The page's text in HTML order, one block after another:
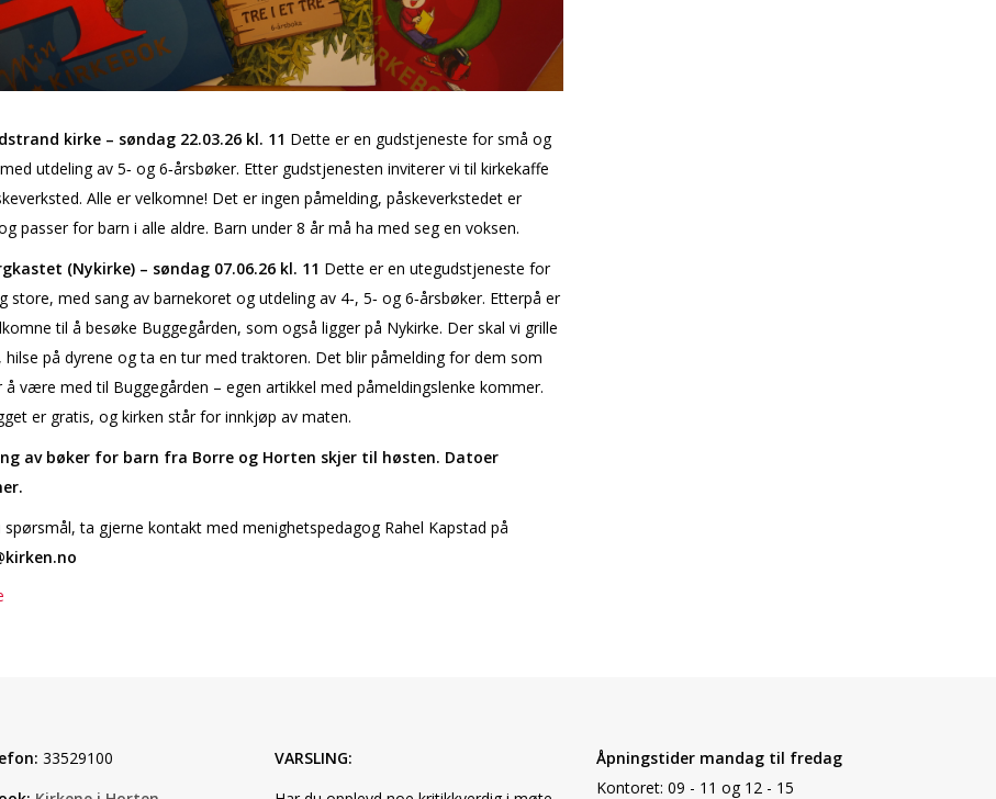
kirke – søndag 22.03.26 kl. 11 Dette er en gudstjeneste for små og
utdeling av 5‑ og 6‑årsbøker. Etter gudstjenesten inviterer vi til kirkekaffe
Alle er velkomne! Det er ingen påmelding, påskeverkstedet er
passer for barn i alle aldre. Barn under 8 år må ha med seg en voksen.
(Nykirke) – søndag 07.06.26 kl. 11 Dette er en utegudstjeneste for
store, med sang av barnekoret og utdeling av 4‑, 5‑ og 6‑årsbøker. Etterpå er
til å besøke Buggegården, som også ligger på Nykirke. Der skal vi grille
hilse på dyrene og ta en tur med traktoren. Det blir påmelding for dem som
å være med til Buggegården – egen artikkel med påmeldingslenke kommer.
er gratis, og kirken står for innkjøp av maten.
av bøker for barn fra Borre og Horten skjer til høsten. Datoer
spørsmål, ta gjerne kontakt med menighetspedagog Rahel Kapstad på
33529100
VARSLING:
Åpningstider mandag til fredag
Kontoret: 09 - 11 og 12 - 15